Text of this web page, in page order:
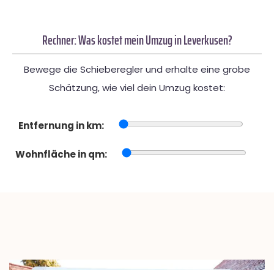
Rechner: Was kostet mein Umzug in Leverkusen?
Bewege die Schieberegler und erhalte eine grobe
Schätzung, wie viel dein Umzug kostet:
Entfernung in km:
Wohnfläche in qm: